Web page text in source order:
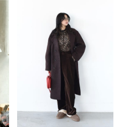
予約商品
WEB限定